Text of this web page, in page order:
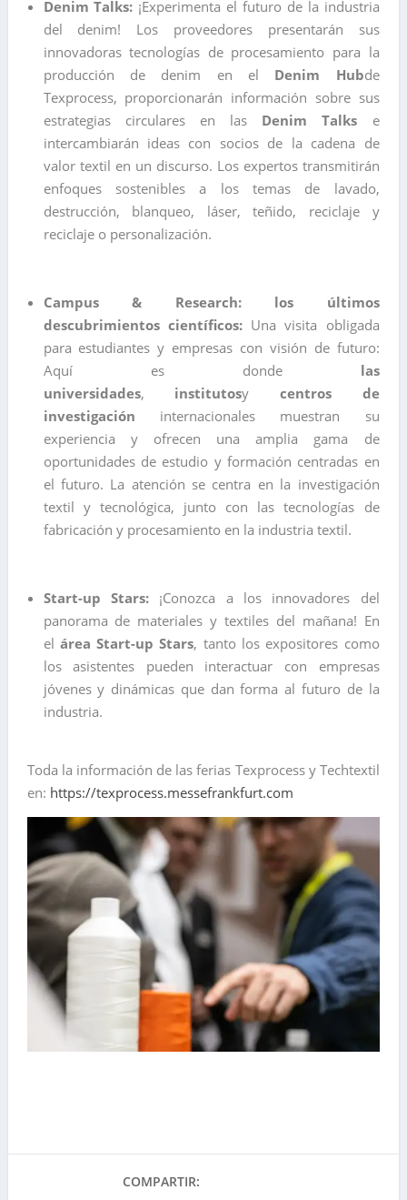
Denim Talks: ¡Experimenta el futuro de la industria
del denim! Los proveedores presentarán sus
innovadoras tecnologías de procesamiento para la
producción de denim en el Denim Hubde
Texprocess, proporcionarán información sobre sus
estrategias circulares en las Denim Talks e
intercambiarán ideas con socios de la cadena de
valor textil en un discurso. Los expertos transmitirán
enfoques sostenibles a los temas de lavado,
destrucción, blanqueo, láser, teñido, reciclaje y
reciclaje o personalización.
Campus & Research: los últimos
descubrimientos científicos: Una visita obligada
para estudiantes y empresas con visión de futuro:
Aquí es donde las
universidades, institutosy centros de
investigación internacionales muestran su
experiencia y ofrecen una amplia gama de
oportunidades de estudio y formación centradas en
el futuro. La atención se centra en la investigación
textil y tecnológica, junto con las tecnologías de
fabricación y procesamiento en la industria textil.
Start-up Stars: ¡Conozca a los innovadores del
panorama de materiales y textiles del mañana! En
el área Start-up Stars, tanto los expositores como
los asistentes pueden interactuar con empresas
jóvenes y dinámicas que dan forma al futuro de la
industria.
Toda la información de las ferias Texprocess y Techtextil
en: https://texprocess.messefrankfurt.com
COMPARTIR: